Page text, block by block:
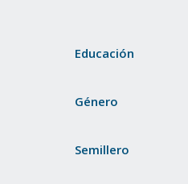
Educación
Género
Semillero